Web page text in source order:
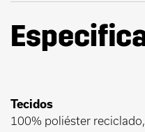
Tecidos
100% poliéster